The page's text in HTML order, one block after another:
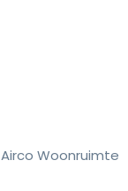
Airco Woonruimte